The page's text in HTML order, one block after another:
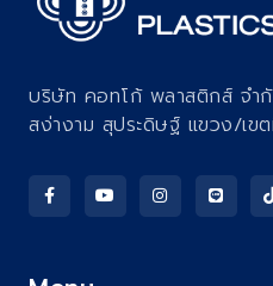
บริษัท คอทโก้ พลาสติกส์ จำ
สง่างาม สุประดิษฐ์ แขวง/เข